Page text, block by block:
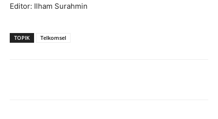
Editor: Ilham Surahmin
TOPIK Telkomsel